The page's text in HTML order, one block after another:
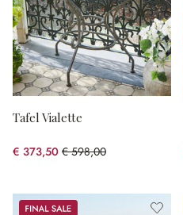
Tafel Vialette
€ 373,50 € 598,00
(37.54% gespart)
Sale